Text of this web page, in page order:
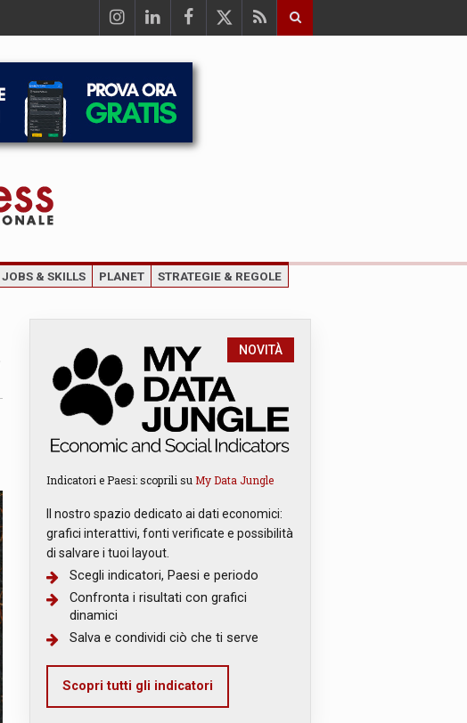
JOBS & SKILLS PLANET STRATEGIE & REGOLE
NOVITÀ
Indicatori e Paesi: scoprili su My Data Jungle
Il nostro spazio dedicato ai dati economici:
grafici interattivi, fonti verificate e possibilità
di salvare i tuoi layout.
Scegli indicatori, Paesi e periodo
Confronta i risultati con grafici
dinamici
Salva e condividi ciò che ti serve
Scopri tutti gli indicatori